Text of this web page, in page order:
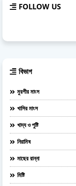
FOLLOW US
বিভাগ
মুরগীর মাংস
খাসির মাংস
খাদ্য ও পুষ্টি
নিরামিষ
মাছের রান্না
মিষ্টি